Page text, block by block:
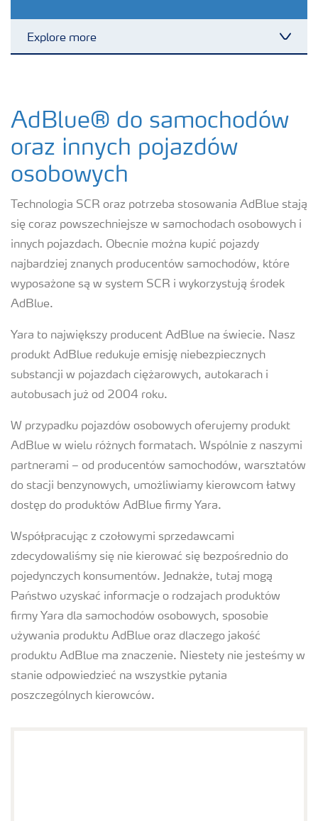
Explore more
AdBlue® do pojazdów
pozadrogowych
AdBlue® do samochodów oraz
innych pojazdów osobowych
Jak używać AdBlue®?
AdBlue® do samochodów
oraz innych pojazdów
osobowych
Technologia SCR oraz potrzeba stosowania AdBlue stają
się coraz powszechniejsze w samochodach osobowych i
innych pojazdach. Obecnie można kupić pojazdy
najbardziej znanych producentów samochodów, które
wyposażone są w system SCR i wykorzystują środek
AdBlue.
Yara to największy producent AdBlue na świecie. Nasz
produkt AdBlue redukuje emisję niebezpiecznych
substancji w pojazdach ciężarowych, autokarach i
autobusach już od 2004 roku.
W przypadku pojazdów osobowych oferujemy produkt
AdBlue w wielu różnych formatach. Wspólnie z naszymi
partnerami – od producentów samochodów, warsztatów
do stacji benzynowych, umożliwiamy kierowcom łatwy
dostęp do produktów AdBlue firmy Yara.
Współpracując z czołowymi sprzedawcami
zdecydowaliśmy się nie kierować się bezpośrednio do
pojedynczych konsumentów. Jednakże, tutaj mogą
Państwo uzyskać informacje o rodzajach produktów
firmy Yara dla samochodów osobowych, sposobie
używania produktu AdBlue oraz dlaczego jakość
produktu AdBlue ma znaczenie. Niestety nie jesteśmy w
stanie odpowiedzieć na wszystkie pytania
poszczególnych kierowców.